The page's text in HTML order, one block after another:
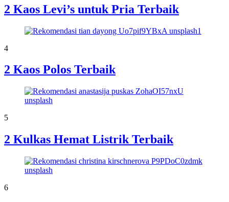
2 Kaos Levi’s untuk Pria Terbaik
4
2 Kaos Polos Terbaik
5
2 Kulkas Hemat Listrik Terbaik
6